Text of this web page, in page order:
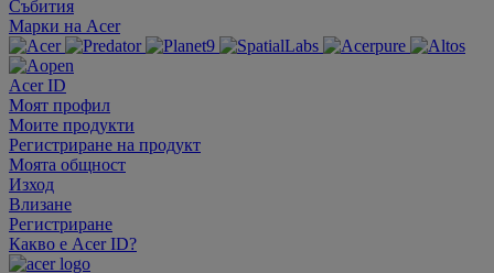
Събития
Марки на Acer
Acer ID
Моят профил
Моите продукти
Регистриране на продукт
Моята общност
Изход
Влизане
Регистриране
Какво е Acer ID?